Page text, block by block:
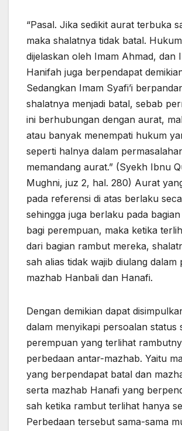
“Pasal. Jika sedikit aurat terbuka
maka shalatnya tidak batal.
dijelaskan oleh Imam Ahmad, dan
Hanifah juga berpendapat
Sedangkan Imam Syafi’i
shalatnya menjadi batal, sebab
ini berhubungan dengan aurat,
atau banyak menempati hukum
seperti halnya dalam
memandang aurat.” (Syekh Ibnu
Mughni, juz 2, hal. 280) Aurat
pada referensi di atas berlaku
sehingga juga berlaku pada
bagi perempuan, maka ketika
dari bagian rambut mereka,
sah alias tidak wajib diulang dalam
mazhab Hanbali dan Hanafi.
Dengan demikian dapat
dalam menyikapi persoalan status
perempuan yang terlihat
perbedaan antar-mazhab. Yaitu
yang berpendapat batal dan
serta mazhab Hanafi yang
sah ketika rambut terlihat hanya
Perbedaan tersebut sama-sama